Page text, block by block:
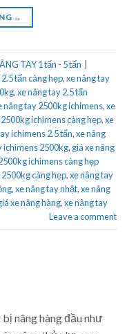
→
TAY 1 tấn - 5 tấn
tấn càng hẹp,xe nâng tay
,xe nâng tay 2.5 tấn
nâng tay 2500kg ichimens,xe
ichimens càng hẹp,xe
ichimens 2.5 tấn,xe nâng
ichimens 2500kg, giá xe nâng
ichimens càng hẹp
càng hẹp,xe nâng tay
,xe nâng tay nhật,xe nâng
xe nâng hàng,xe nâng tay
Leave a comment
nâng hàng đầu như